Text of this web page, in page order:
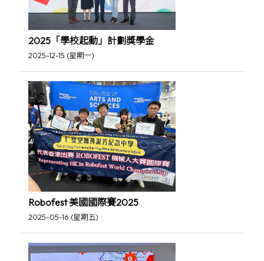
2025「學校起動」計劃獎學金
2025-12-15 (星期一)
Robofest 美國國際賽2025
2025-05-16 (星期五)